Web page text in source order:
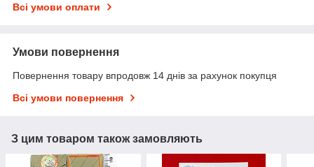
Всі умови оплати
Умови повернення
Повернення товару впродовж 14 днів за рахунок покупця
Всі умови повернення
З цим товаром також замовляють